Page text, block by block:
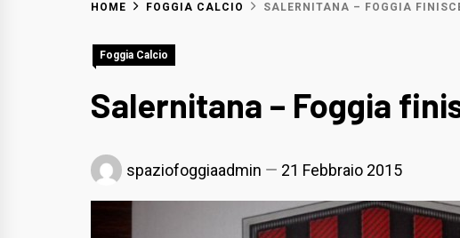
HOME FOGGIA CALCIO SALERNITANA – FOGGIA
Foggia Calcio
Salernitana – Foggia
spaziofoggiaadmin 21 Febbraio 2015